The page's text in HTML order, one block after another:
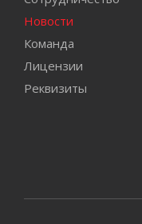
Новости
Команда
Лицензии
Реквизиты